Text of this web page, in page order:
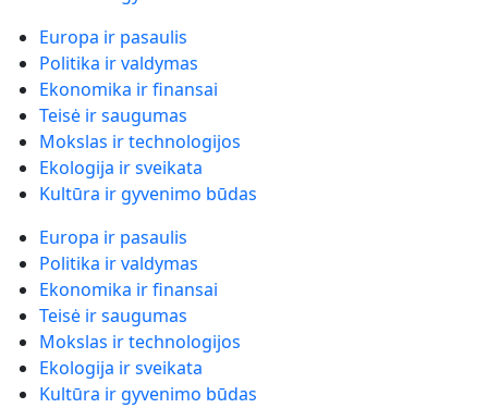
Europa ir pasaulis
Politika ir valdymas
Ekonomika ir finansai
Teisė ir saugumas
Mokslas ir technologijos
Ekologija ir sveikata
Kultūra ir gyvenimo būdas
Europa ir pasaulis
Politika ir valdymas
Ekonomika ir finansai
Teisė ir saugumas
Mokslas ir technologijos
Ekologija ir sveikata
Kultūra ir gyvenimo būdas